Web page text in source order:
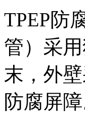
TPEP防
管）采
末，外
防腐屏